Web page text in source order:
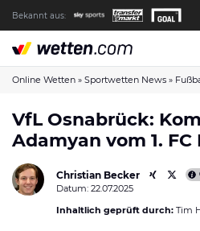
Bekannt aus:
Die wetten.com Redaktion
So bewerten wir die Anbieter
wetten.com auf Facebook
wetten.com auf YouTube
Spielsucht Hilfe & Prävention
Über Uns
Online Wetten » Sportwetten News »
VfL Osnabrück:
Adamyan vom 1. FC
Christian Becker
Datum: 22.07.2025
Inhaltlich geprüft durch: Tim